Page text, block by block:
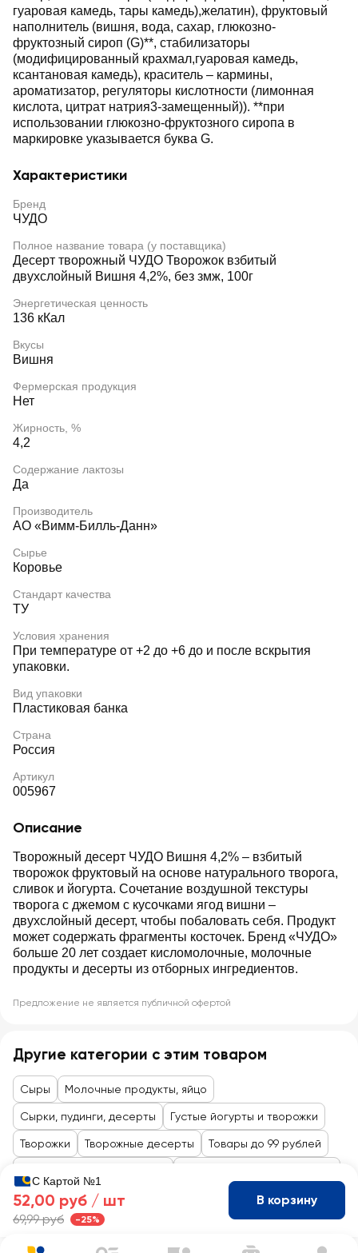
гуаровая камедь, тары камедь),желатин), фруктовый
наполнитель (вишня, вода, сахар, глюкозно-
фруктозный сироп (G)**, стабилизаторы
(модифицированный крахмал,гуаровая камедь,
ксантановая камедь), краситель – кармины,
ароматизатор, регуляторы кислотности (лимонная
кислота, цитрат натрия3-замещенный)). **при
использовании глюкозно-фруктозного сиропа в
маркировке указывается буква G.
Характеристики
Бренд
ЧУДО
Полное название товара (у поставщика)
Десерт творожный ЧУДО Творожок взбитый
двухслойный Вишня 4,2%, без змж, 100г
Энергетическая ценность
136 кКал
Вкусы
Вишня
Фермерская продукция
Нет
Жирность, %
4,2
Содержание лактозы
Да
Производитель
АО «Вимм-Билль-Данн»
Сырье
Коровье
Стандарт качества
ТУ
Условия хранения
При температуре от +2 до +6 до и после вскрытия
упаковки.
Вид упаковки
Пластиковая банка
Страна
Россия
Артикул
005967
Описание
Творожный десерт ЧУДО Вишня 4,2% – взбитый
творожок фруктовый на основе натурального творога,
сливок и йогурта. Сочетание воздушной текстуры
творога с джемом с кусочками ягод вишни –
двухслойный десерт, чтобы побаловать себя. Продукт
может содержать фрагменты косточек. Бренд «ЧУДО»
больше 20 лет создает кисломолочные, молочные
продукты и десерты из отборных ингредиентов.
Предложение не является публичной офертой
Другие категории с этим товаром
Сыры Молочные продукты, яйцо
Сырки, пудинги, десерты Густые йогурты и творожки
Творожки Творожные десерты Товары до 99 рублей
С Картой №1
52,00 руб / шт
69,99 руб -25%
В корзину